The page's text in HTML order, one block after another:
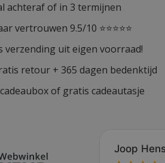
achteraf of in 3 termijnen
vertrouwen 9.5/10 ⭐⭐⭐⭐⭐
verzending uit eigen voorraad!
retour + 365 dagen bedenktijd
of gratis cadeautasje